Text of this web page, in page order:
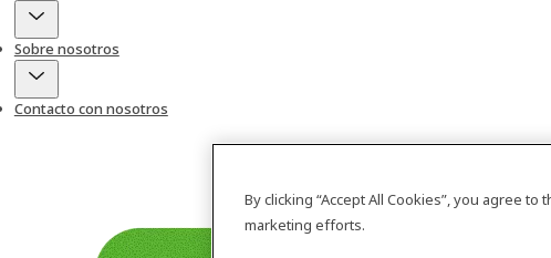
Sobre nosotros
Contacto con nosotros
By clicking “Accept All Cookies”, you agree
marketing efforts.